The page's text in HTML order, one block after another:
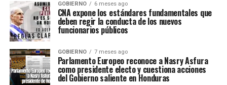
GOBIERNO 6 meses ago
CNA expone los estándares fundamentales que
deben regir la conducta de los nuevos
funcionarios públicos
GOBIERNO 7 meses ago
Parlamento Europeo reconoce a Nasry Asfura
como presidente electo y cuestiona acciones
del Gobierno saliente en Honduras